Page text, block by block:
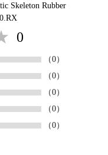
Skeleton Rubber
0
（0）
（0）
（0）
（0）
（0）